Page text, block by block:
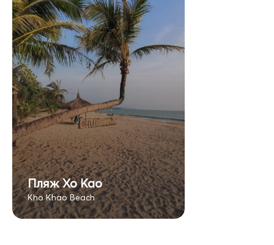
Пляж Хо Као
Kho Khao Beach